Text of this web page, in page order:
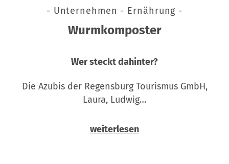
- Unternehmen - Ernährung -
Wurmkomposter
Wer steckt dahinter?
Die Azubis der Regensburg Tourismus GmbH,
Laura, Ludwig…
weiterlesen